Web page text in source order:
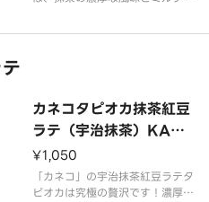
えた贅沢な一杯です。紅豆の食感
カネコタピオカ抹茶紅豆
ラテ（宇治抹茶）KANE
KO Red Bean Latte
¥1,050
「カネコ」の宇治抹茶紅豆ラテタ
ピオカは究極の贅沢です！濃厚な